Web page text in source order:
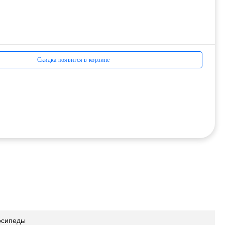
Скидка появится в корзине